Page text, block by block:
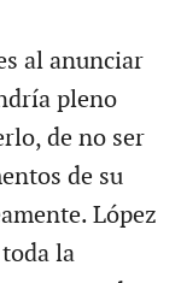
al anunciar
pleno
de no ser
de su
López
la